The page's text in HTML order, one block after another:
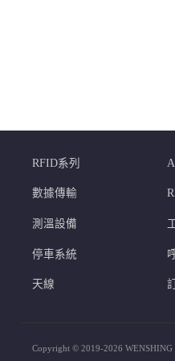
RFID系列
數據傳輸
測溫設備
停車系統
天線
Copyright © 2019-2026 WENSHING